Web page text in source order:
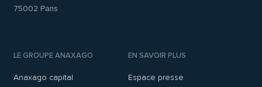
75002 Paris
LE GROUPE ANAXAGO
Anaxago capital
EN SAVOIR PLUS
Espace presse